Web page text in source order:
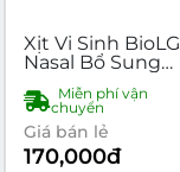
Xịt Vi Sinh BioLG
Nasal Bổ Sung
Trợ Làm Giảm
Triệu Chứng Hô
Hấp - Chai 30ml
Miễn phí vận
chuyển
Giá bán lẻ
170,000đ